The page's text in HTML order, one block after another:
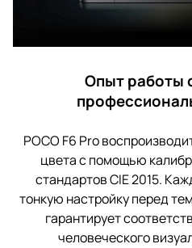
Опыт работы
POCO F6 Pro
цвета с помощью
стандартов CIE 2015.
тонкую настройку перед
гарантирует
человеческого